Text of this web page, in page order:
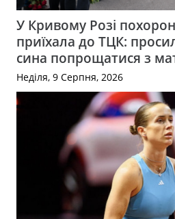
У Кривому Розі
приїхала до ТЦК:
сина попрощатися з
Неділя, 9 Серпня, 2026